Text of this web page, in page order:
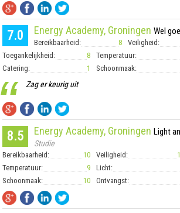
7.0 Energy Academy, Groningen Wel
Bereikbaarheid: 8 Veiligheid:
Toegankelijkheid:
8 Temperatuur:
Catering:
1 Schoonmaak:
“ Zag er keurig uit
8.5 Energy Academy, Groningen Light
Studie
Bereikbaarheid: 10 Veiligheid:
Temperatuur:
9 Licht:
Schoonmaak:
10 Ontvangst: